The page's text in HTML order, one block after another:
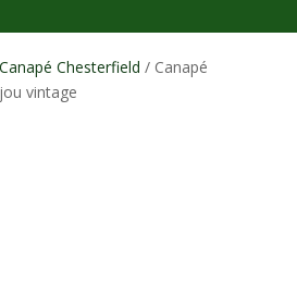
Canapé Chesterfield / Canapé
vintage